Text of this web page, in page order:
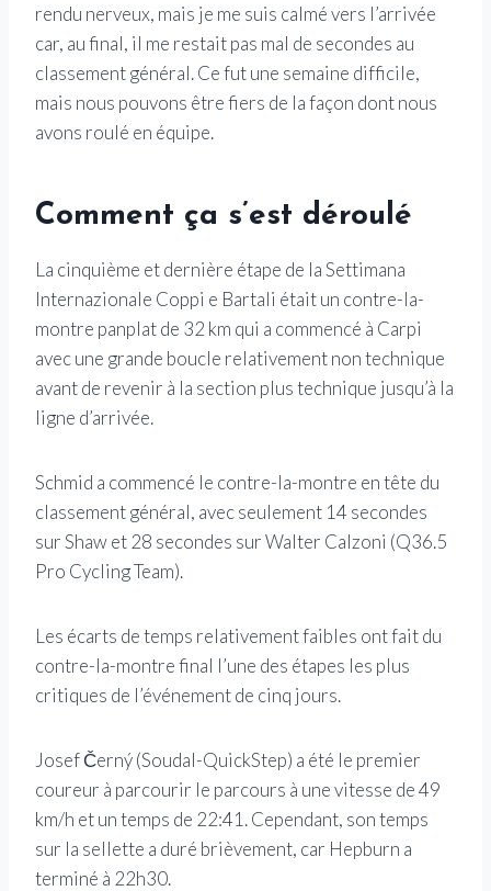
rendu nerveux, mais je me suis calmé vers l’arrivée
car, au final, il me restait pas mal de secondes au
classement général. Ce fut une semaine difficile,
mais nous pouvons être fiers de la façon dont nous
avons roulé en équipe.
Comment ça s’est déroulé
La cinquième et dernière étape de la Settimana
Internazionale Coppi e Bartali était un contre-la-
montre panplat de 32 km qui a commencé à Carpi
avec une grande boucle relativement non technique
avant de revenir à la section plus technique jusqu’à la
ligne d’arrivée.
Schmid a commencé le contre-la-montre en tête du
classement général, avec seulement 14 secondes
sur Shaw et 28 secondes sur Walter Calzoni (Q36.5
Pro Cycling Team).
Les écarts de temps relativement faibles ont fait du
contre-la-montre final l’une des étapes les plus
critiques de l’événement de cinq jours.
Josef Černý (Soudal-QuickStep) a été le premier
coureur à parcourir le parcours à une vitesse de 49
km/h et un temps de 22:41. Cependant, son temps
sur la sellette a duré brièvement, car Hepburn a
terminé à 22h30.